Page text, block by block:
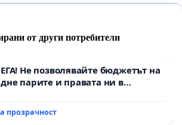
от други потребители
Не позволявайте бюджетът на
парите и правата ни в
прозрачност